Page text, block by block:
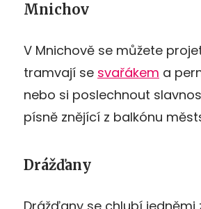
Mnichov
V Mnichově se můžete
tramvají se svařákem a
nebo si poslechnout
písně znějící z balkónu
Drážďany